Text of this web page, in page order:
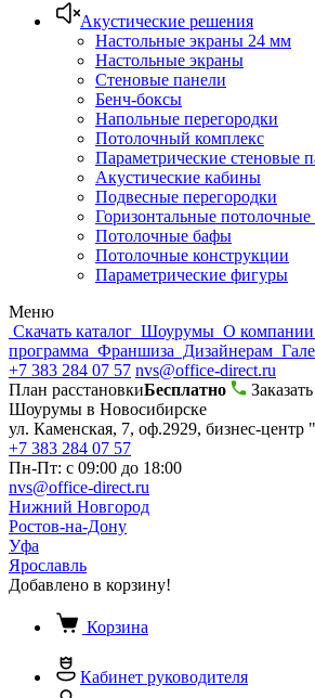
Акустические решения
Настольные экраны 24 мм
Настольные экраны
Стеновые панели
Бенч-боксы
Напольные перегородки
Потолочный комплекс
Параметрические стеновые
Акустические кабины
Подвесные перегородки
Горизонтальные потолочные
Потолочные бафы
Потолочные конструкции
Параметрические фигуры
Меню
Скачать каталог Шоурумы О компании
программа Франшиза Дизайнерам
+7 383 284 07 57 nvs@office-direct.ru
План расстановкиБесплатно
Шоурумы в Новосибирске
ул. Каменская, 7, оф.2929, бизнес-
+7 383 284 07 57
Пн-Пт: с 09:00 до 18:00
nvs@office-direct.ru
Нижний Новгород
Ростов-на-Дону
Уфа
Ярославль
Добавлено в корзину!
Корзина
Кабинет руководителя